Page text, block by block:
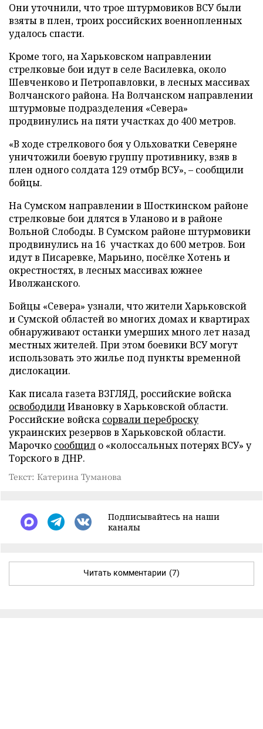
Они уточнили, что трое штурмовиков ВСУ были
взяты в плен, троих российских военнопленных
удалось спасти.
Кроме того, на Харьковском направлении
стрелковые бои идут в селе Василевка, около
Шевченково и Петропавловки, в лесных массивах
Волчанского района. На Волчанском направлении
штурмовые подразделения «Севера»
продвинулись на пяти участках до 400 метров.
«В ходе стрелкового боя у Ольховатки Северяне
уничтожили боевую группу противнику, взяв в
плен одного солдата 129 отмбр ВСУ», – сообщили
бойцы.
На Сумском направлении в Шосткинском районе
стрелковые бои длятся в Уланово и в районе
Вольной Слободы. В Сумском районе штурмовики
продвинулись на 16 участках до 600 метров. Бои
идут в Писаревке, Марьино, посёлке Хотень и
окрестностях, в лесных массивах южнее
Иволжанского.
Бойцы «Севера» узнали, что жители Харьковской
и Сумской областей во многих домах и квартирах
обнаруживают останки умерших много лет назад
местных жителей. При этом боевики ВСУ могут
использовать это жилье под пункты временной
дислокации.
Как писала газета ВЗГЛЯД, российские войска
освободилиИвановку в Харьковской области.
Российские войска сорвали переброску
украинских резервов в Харьковской области.
Марочко сообщил о «колоссальных потерях ВСУ» у
Торского в ДНР.
Текст: Катерина Туманова
Подписывайтесь на наши
каналы
Читать комментарии (7)